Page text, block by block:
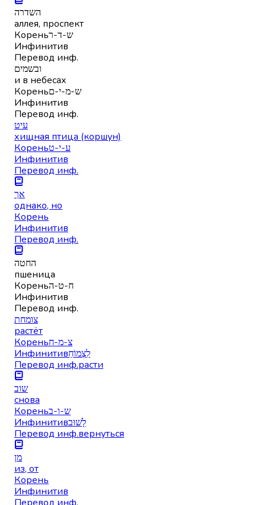
השדרה
аллея, проспект
Кореньש-ד-ר
Инфинитив
Перевод инф.
ובשמים
и в небесах
Кореньש-מ-י-ם
Инфинитив
Перевод инф.
עיט
хищная птица (коршун)
Кореньע-י-ט
Инфинитив
Перевод инф.
אך
однако, но
Корень
Инфинитив
Перевод инф.
החטה
пшеница
Кореньח-ט-ה
Инфинитив
Перевод инф.
צומחת
растёт
Кореньצ-מ-ח
Инфинитивלִצְמוֹחַ
Перевод инф.расти
שוב
снова
Кореньש-ו-ב
Инфинитивלָשׁוּב
Перевод инф.вернуться
מן
из, от
Корень
Инфинитив